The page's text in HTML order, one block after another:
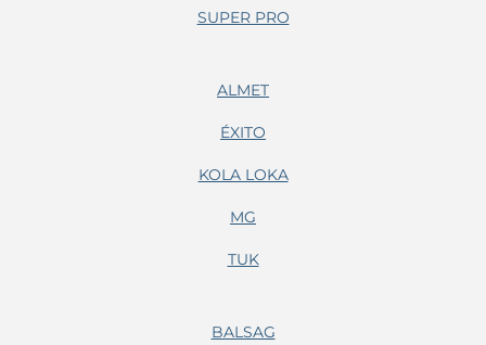
SUPER PRO
ALMET
ÉXITO
KOLA LOKA
MG
TUK
BALSAG